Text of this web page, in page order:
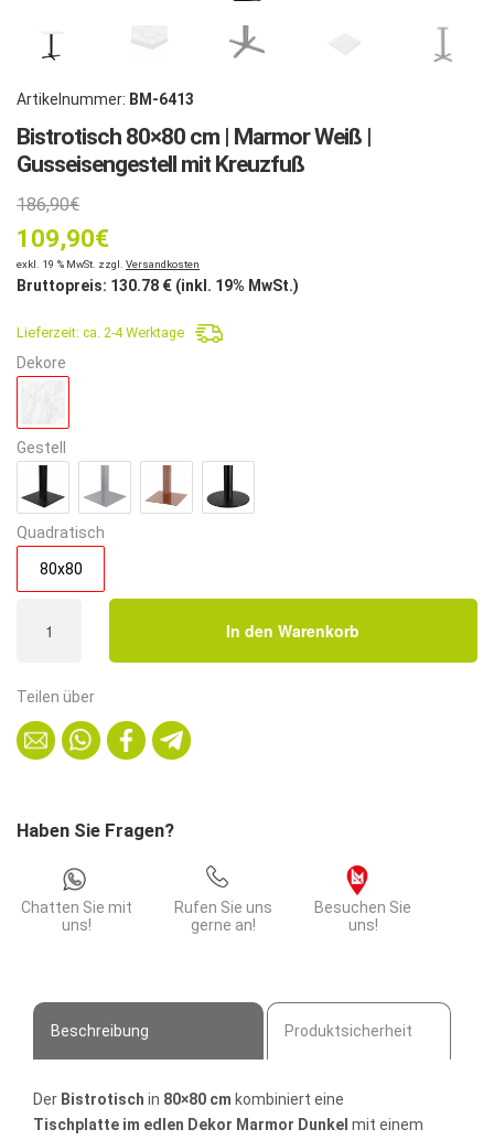
Artikelnummer: BM-6413
Bistrotisch 80×80 cm | Marmor Weiß |
Gusseisengestell mit Kreuzfuß
186,90€Ursprünglicher
Preis
war:
186,90€
109,90€
Aktueller
Preis
ist:
109,90€.
exkl. 19 % MwSt. zzgl. Versandkosten
Bruttopreis: 130.78 € (inkl. 19% MwSt.)
Lieferzeit: ca. 2-4 Werktage
Dekore
Gestell
Quadratisch
80x80
80x80
|
Weiß
Kreuzfuß
In den Warenkorb
Teilen über
Haben Sie Fragen?
Chatten Sie mit
uns!
Rufen Sie uns
gerne an!
Besuchen Sie
uns!
Beschreibung Produktsicherheit
Der Bistrotisch in 80×80 cm kombiniert eine
Tischplatte im edlen Dekor Marmor Dunkel mit einem